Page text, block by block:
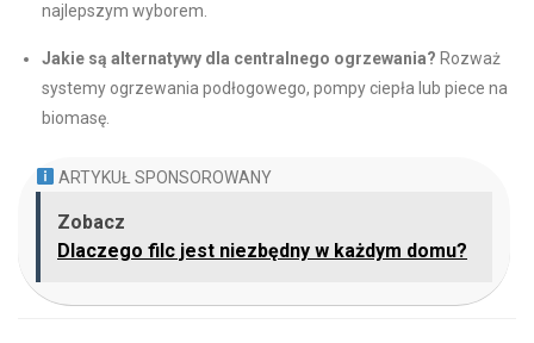
najlepszym wyborem.
Jakie są alternatywy dla centralnego ogrzewania? Rozważ
systemy ogrzewania podłogowego, pompy ciepła lub piece na
biomasę.
ARTYKUŁ SPONSOROWANY
Zobacz
Dlaczego filc jest niezbędny w każdym domu?